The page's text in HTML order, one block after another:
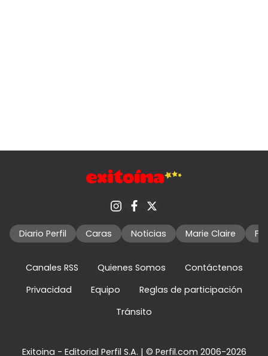
Diario Perfil Caras Noticias Marie Claire
Canales RSS Quienes Somos
Contáctenos
Privacidad
Equipo
Reglas de participación
Tránsito
Exitoina - Editorial Perfil S.A. | © Perfil.com 2006-2026